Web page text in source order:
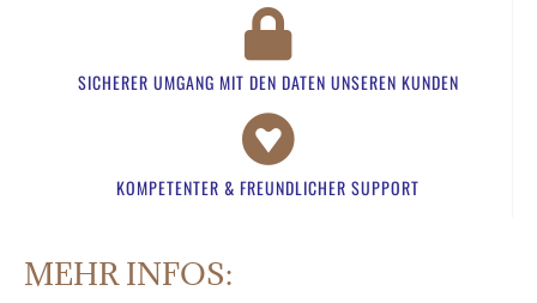
SICHERER UMGANG MIT DEN DATEN UNSEREN KUNDEN​
KOMPETENTER & FREUNDLICHER SUPPORT​
MEHR INFOS: